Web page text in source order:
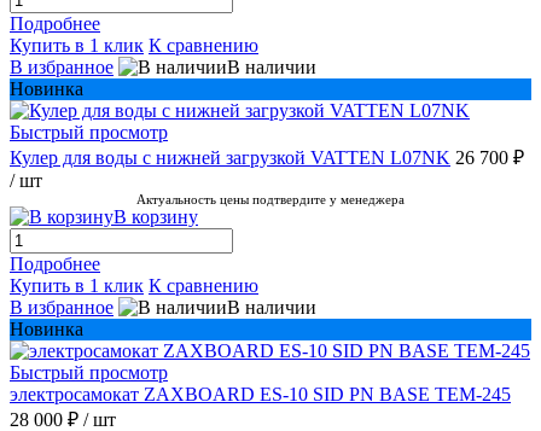
Подробнее
Купить в 1 клик К сравнению
В избранное
В наличии
Новинка
Быстрый просмотр
Кулер для воды с нижней загрузкой VATTEN L07NK 26 700 ₽
/ шт
Актуальность цены подтвердите у менеджера
В корзину
Подробнее
Купить в 1 клик К сравнению
В избранное
В наличии
Новинка
Быстрый просмотр
электросамокат ZAXBOARD ES-10 SID PN BASE TEM-245
28 000 ₽ / шт